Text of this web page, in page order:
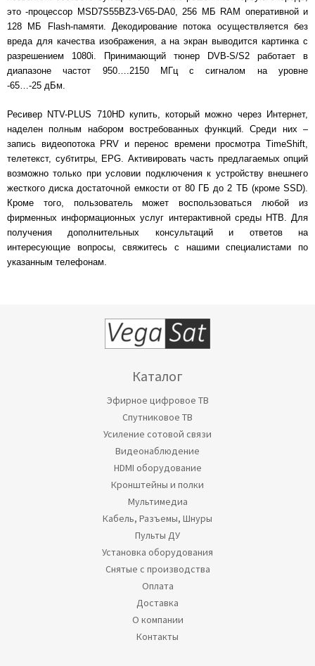
это -процессор MSD7S55BZ3-V65-DA0, 256 МБ RAM оперативной и
128 МБ Flash-памяти. Декодирование потока осуществляется без
вреда для качества изображения, а на экран выводится картинка с
разрешением 1080i. Принимающий тюнер DVB-S/S2 работает в
диапазоне частот 950….2150 МГц с сигналом на уровне
-65…-25 дБм.
Ресивер NTV-PLUS 710HD купить, который можно через Интернет,
наделен полным набором востребованных функций. Среди них –
запись видеопотока PRV и перенос времени просмотра TimeShift,
телетекст, субтитры, EPG. Активировать часть предлагаемых опций
возможно только при условии подключения к устройству внешнего
жесткого диска достаточной емкости от 80 ГБ до 2 ТБ (кроме SSD).
Кроме того, пользователь может воспользоваться любой из
фирменных информационных услуг интерактивной среды НТВ. Для
получения дополнительных консультаций и ответов на
интересующие вопросы, свяжитесь с нашими специалистами по
указанным телефонам.
Каталог
Эфирное цифровое ТВ
Спутниковое ТВ
Усиление сотовой связи
Видеонаблюдение
HDMI оборудование
Кронштейны и полки
Мультимедиа
Кабель, Разъемы, Шнуры
Пульты ДУ
Установка оборудования
Снятые с производства
Оплата
Доставка
О компании
Контакты